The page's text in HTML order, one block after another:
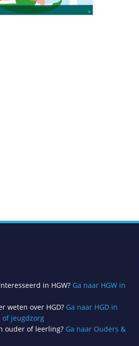
in HGW? Ga naar HGW in
weten over HGD? Ga naar HGD in
jeugdzorg
ouder of leerling? Ga naar Ouders &